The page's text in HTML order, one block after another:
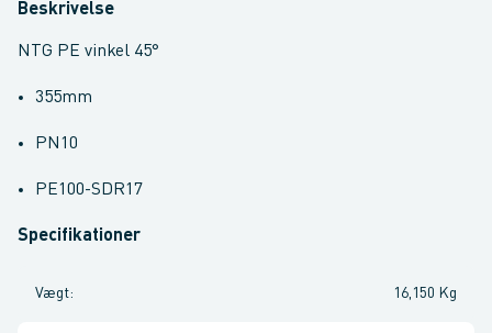
Beskrivelse
NTG PE vinkel 45°
355mm
PN10
PE100-SDR17
Specifikationer
Vægt: 16,150 Kg